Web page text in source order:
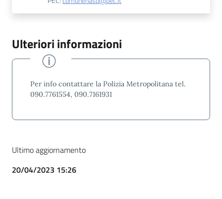
Ulteriori informazioni
Per info contattare la Polizia Metropolitana tel.
090.7761554, 090.7161931
Ultimo aggiornamento
20/04/2023 15:26